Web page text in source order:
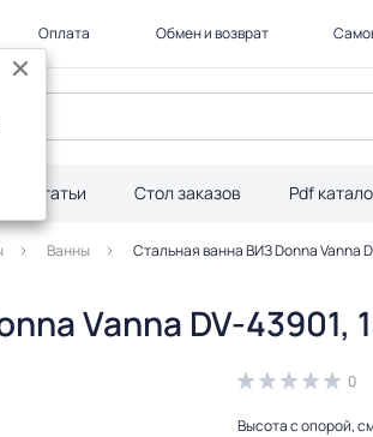
Оплата Обмен и возврат
Статьи Стол заказов Pdf
Ванны Стальная ванна ВИЗ Donna Vanna
Vanna DV-43901,
0
Высота с опорой,